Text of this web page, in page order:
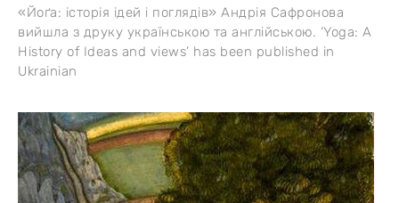
«Йоґа: історія ідей і поглядів» Андрія Сафронова
вийшла з друку українською та англійською. ‘Yoga: A
History of Ideas and views’ has been published in
Ukrainian